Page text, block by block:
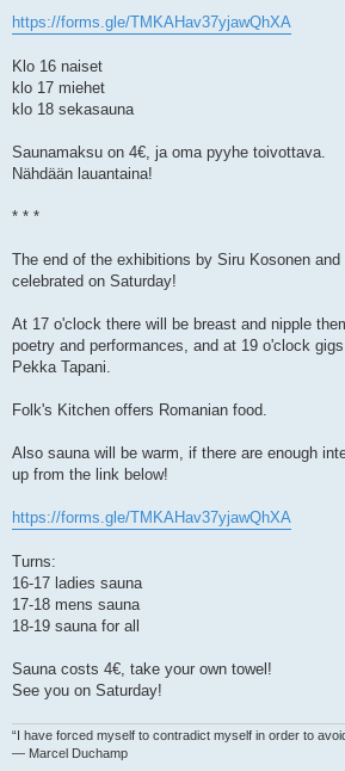
https://forms.gle/TMKAHav37yjawQhXA
Klo 16 naiset
klo 17 miehet
klo 18 sekasauna
Saunamaksu on 4€, ja oma pyyhe toivottava.
Nähdään lauantaina!
* * *
The end of the exhibitions by Siru Kosonen
celebrated on Saturday!
At 17 o'clock there will be breast and nipple
poetry and performances, and at 19 o'clock
Pekka Tapani.
Folk's Kitchen offers Romanian food.
Also sauna will be warm, if there are enough
up from the link below!
https://forms.gle/TMKAHav37yjawQhXA
Turns:
16-17 ladies sauna
17-18 mens sauna
18-19 sauna for all
Sauna costs 4€, take your own towel!
See you on Saturday!
“I have forced myself to contradict myself in order to
― Marcel Duchamp